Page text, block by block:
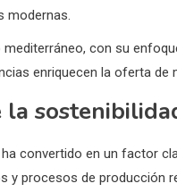
modernas.
con su
enriquecen la oferta
la
convertido en un factor
y procesos de producción